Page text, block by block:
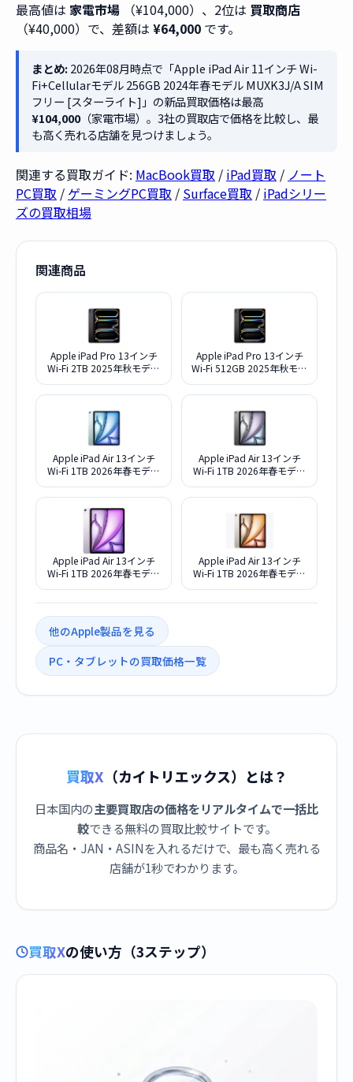
最高値は 家電市場 （¥104,000）、2位は 買取商店
（¥40,000）で、差額は ¥64,000 です。
まとめ:2026年08月時点で「Apple iPad Air 11インチ Wi-
Fi+Cellularモデル 256GB 2024年春モデル MUXK3J/A SIM
フリー [スターライト]」の新品買取価格は最高
¥104,000（家電市場）。3社の買取店で価格を比較し、最
も高く売れる店舗を見つけましょう。
関連する買取ガイド: MacBook買取 / iPad買取 / ノート
PC買取 / ゲーミングPC買取 / Surface買取 / iPadシリー
ズの買取相場
関連商品
Apple iPad Pro 13インチ
Wi-Fi 2TB 2025年秋モデル
ク]
Apple iPad Pro 13インチ
Wi-Fi 512GB 2025年秋モデ
ラック]
Apple iPad Air 13インチ
Wi-Fi 1TB 2026年春モデル
Apple iPad Air 13インチ
Wi-Fi 1TB 2026年春モデル
イ]
Apple iPad Air 13インチ
Wi-Fi 1TB 2026年春モデル
Apple iPad Air 13インチ
Wi-Fi 1TB 2026年春モデル
他のApple製品を見る
PC・タブレットの買取価格一覧
買取X （カイトリエックス）とは？
日本国内の主要買取店の価格をリアルタイムで一括比
較できる無料の買取比較サイトです。
商品名・JAN・ASINを入れるだけで、最も高く売れる
店舗が1秒でわかります。
買取Xの使い方（3ステップ）